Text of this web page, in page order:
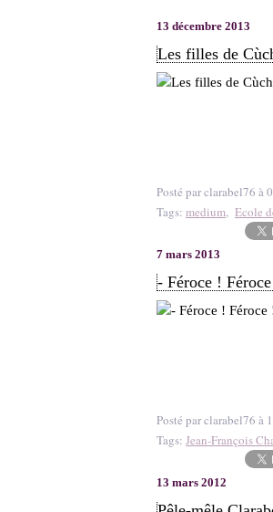
13 décembre 2013
Les filles de
Posté par clarabel76 à
Tags: medium, Ecole
7 mars 2013
- Féroce !
Posté par clarabel76 à
Tags: Jean-François
13 mars 2012